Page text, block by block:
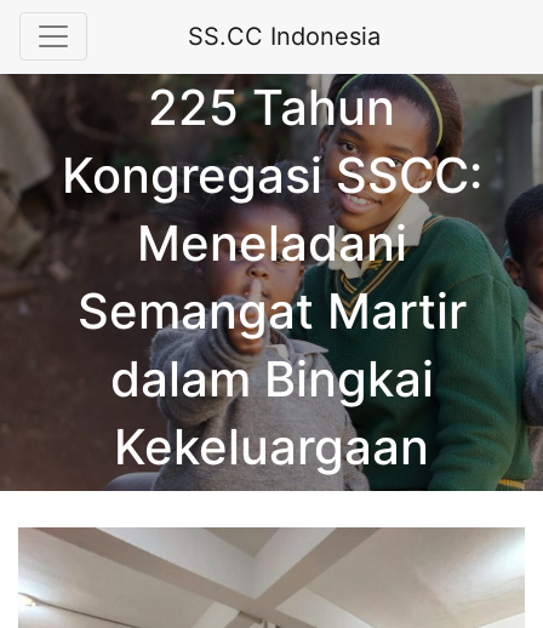
SS.CC Indonesia
225 Tahun
Kongregasi SSCC:
Meneladani
Semangat Martir
dalam Bingkai
Kekeluargaan